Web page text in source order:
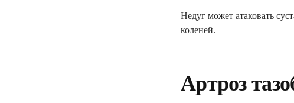
Недуг может атаковать
коленей.
Артроз